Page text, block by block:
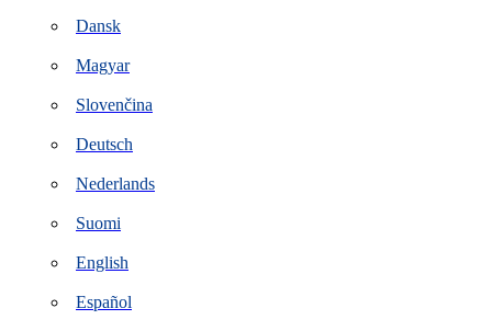
Dansk
Magyar
Slovenčina
Deutsch
Nederlands
Suomi
English
Español